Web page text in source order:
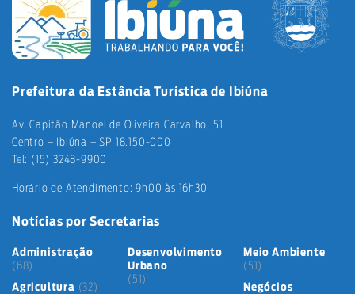
Prefeitura da Estância Turística de Ibiúna
Av. Capitão Manoel de Oliveira Carvalho, 51
Centro – Ibiúna – SP 18.150-000
Tel: (15) 3248-9900
Horário de Atendimento: 9h00 às 16h30
Notícias por Secretarias
Administração
(68)
Agricultura (32)
Desenvolvimento
Urbano
(51)
Meio Ambiente
(51)
Negócios